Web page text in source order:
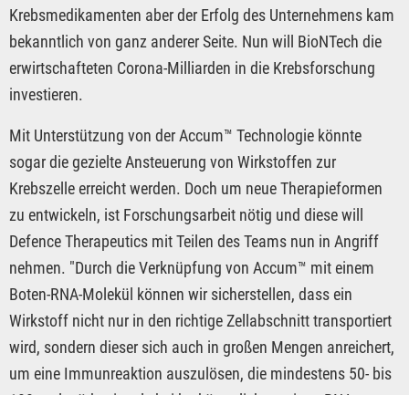
Krebsmedikamenten aber der Erfolg des Unternehmens kam
bekanntlich von ganz anderer Seite. Nun will BioNTech die
erwirtschafteten Corona-Milliarden in die Krebsforschung
investieren.
Mit Unterstützung von der Accum™ Technologie könnte
sogar die gezielte Ansteuerung von Wirkstoffen zur
Krebszelle erreicht werden. Doch um neue Therapieformen
zu entwickeln, ist Forschungsarbeit nötig und diese will
Defence Therapeutics mit Teilen des Teams nun in Angriff
nehmen. "Durch die Verknüpfung von Accum™ mit einem
Boten-RNA-Molekül können wir sicherstellen, dass ein
Wirkstoff nicht nur in den richtige Zellabschnitt transportiert
wird, sondern dieser sich auch in großen Mengen anreichert,
um eine Immunreaktion auszulösen, die mindestens 50- bis